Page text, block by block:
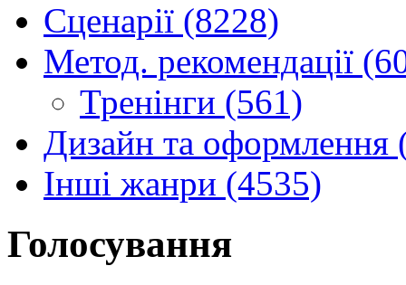
Сценарії (8228)
Метод. рекомендації
Тренінги (561)
Дизайн та оформлення
Інші жанри (4535)
Голосування